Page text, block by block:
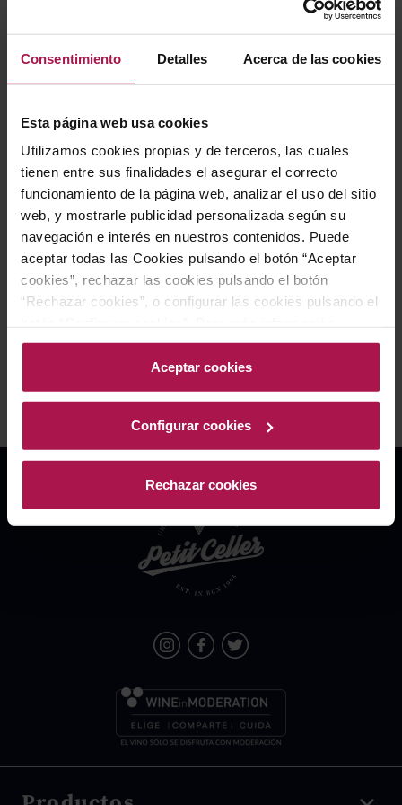
Consentimiento Detalles Acerca de las cookies
Esta página web usa cookies
Utilizamos cookies propias y de terceros, las cuales
tienen entre sus finalidades el asegurar el correcto
funcionamiento de la página web, analizar el uso del sitio
web, y mostrarle publicidad personalizada según su
navegación e interés en nuestros contenidos. Puede
aceptar todas las Cookies pulsando el botón “Aceptar
cookies”, rechazar las cookies pulsando el botón
“Rechazar cookies”, o configurar las cookies pulsando el
acceda a nuestra Política de Cookies.Para más
información acceda a nuestraPolítica de Cookies
Aceptar cookies
Configurar cookies
Rechazar cookies
DOQ Priorat
Les Manyes
Terroir al Límit
2019
Precio especial
190,75 €
Precio normal
272,50 €